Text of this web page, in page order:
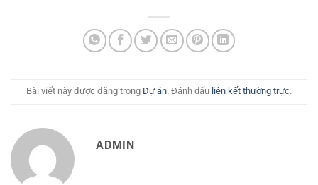
Bài viết này được đăng trong Dự án. Đánh dấu liên kết thường trực.
ADMIN